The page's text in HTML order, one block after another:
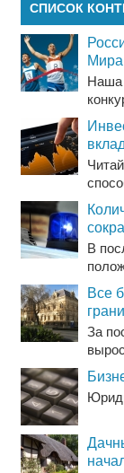
СПИСОК
Мира
Наша
В
Все
За